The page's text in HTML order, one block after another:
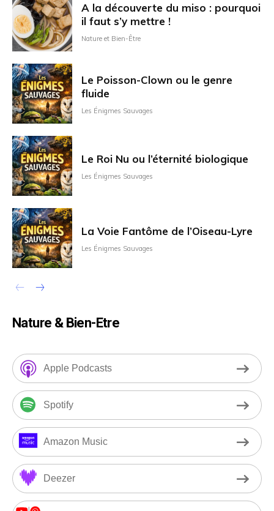
A la découverte du miso : pourquoi
il faut s’y mettre !
Nature et Bien-Être
Le Poisson-Clown ou le genre
fluide
Les Énigmes Sauvages
Le Roi Nu ou l’éternité biologique
Les Énigmes Sauvages
La Voie Fantôme de l’Oiseau-Lyre
Les Énigmes Sauvages
Nature & Bien-Etre
Apple Podcasts
Spotify
Amazon Music
Deezer